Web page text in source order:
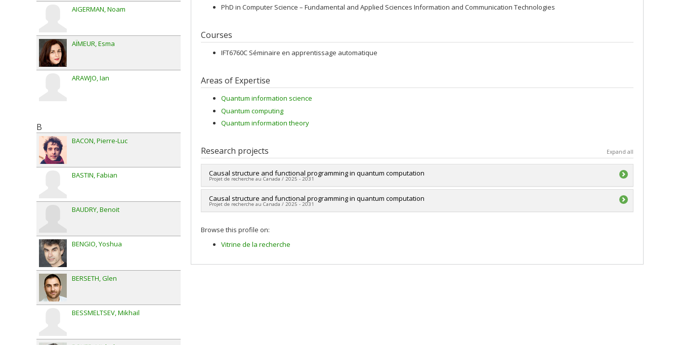
PhD in Computer Science – Fundamental and Applied Sciences Information and Communication Technologies
Courses
IFT6760C Séminaire en apprentissage automatique
Areas of Expertise
Quantum information science
Quantum computing
Quantum information theory
Research projects Expand all
Causal structure and functional programming in quantum computation
Projet de recherche au Canada / 2025 - 2031
Lead researcher : Hlér Kristjánsson
Funding sources: CRSNG/Conseil de recherches en sciences naturelles et génie du Canada (CRSNG)
Causal structure and functional programming in quantum computation
Projet de recherche au Canada / 2025 - 2031
Funding sources:CRSNG/Conseil de recherches en sciences naturelles et génie du Canada (CRSNG)
Grant programs:PVXXXXXX-(DGECR) Tremplin vers la découverte
Browse this profile on:
Vitrine de la recherche
AIGERMAN Noam
AÏMEUR Esma
ARAWJO Ian
B
BACON Pierre-Luc
BASTIN Fabian
BAUDRY Benoit
BENGIO Yoshua
BERSETH Glen
BESSMELTSEV Mikhail